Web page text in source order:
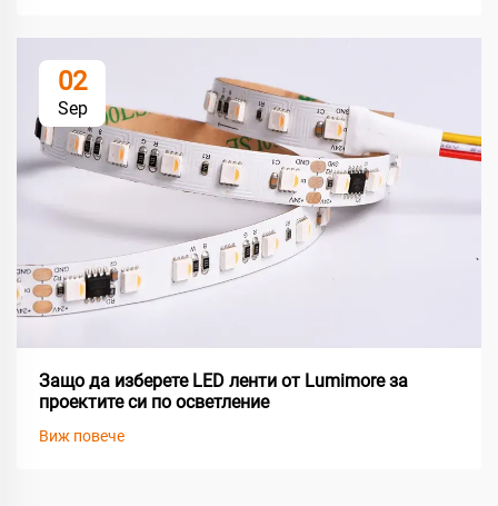
02
Sep
Защо да изберете LED ленти от Lumimore за
проектите си по осветление
Виж повече